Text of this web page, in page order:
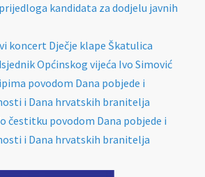
kandidata za dodjelu javnih
koncert Dječje klape Škatulica
Općinskog vijeća Ivo Simović
povodom Dana pobjede i
i Dana hrvatskih branitelja
čestitku povodom Dana pobjede i
i Dana hrvatskih branitelja